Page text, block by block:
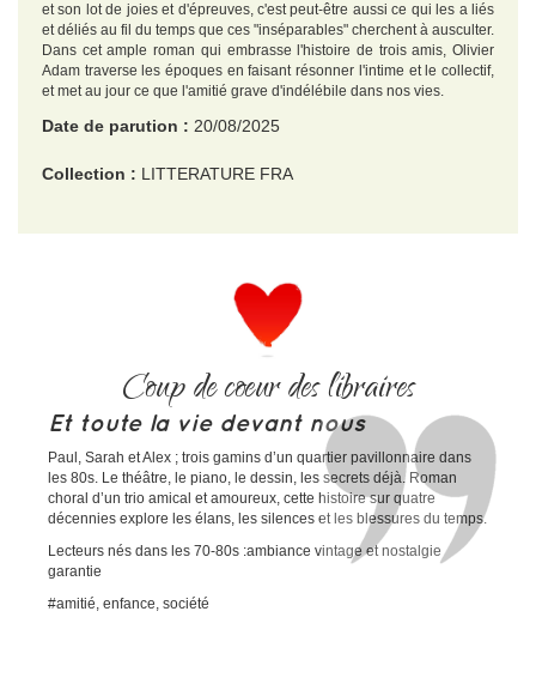
et son lot de joies et d'épreuves, c'est peut-être aussi ce qui les a liés
et déliés au fil du temps que ces "inséparables" cherchent à ausculter.
Dans cet ample roman qui embrasse l'histoire de trois amis, Olivier
Adam traverse les époques en faisant résonner l'intime et le collectif,
et met au jour ce que l'amitié grave d'indélébile dans nos vies.
Date de parution : 20/08/2025
Collection : LITTERATURE FRA
Epaisseur : 22
Coup de coeur des libraires
Et toute la vie devant nous
Paul, Sarah et Alex ; trois gamins d’un quartier pavillonnaire dans
les 80s. Le théâtre, le piano, le dessin, les secrets déjà. Roman
choral d’un trio amical et amoureux, cette histoire sur quatre
décennies explore les élans, les silences et les blessures du temps.
Lecteurs nés dans les 70-80s :ambiance vintage et nostalgie
garantie
#amitié, enfance, société